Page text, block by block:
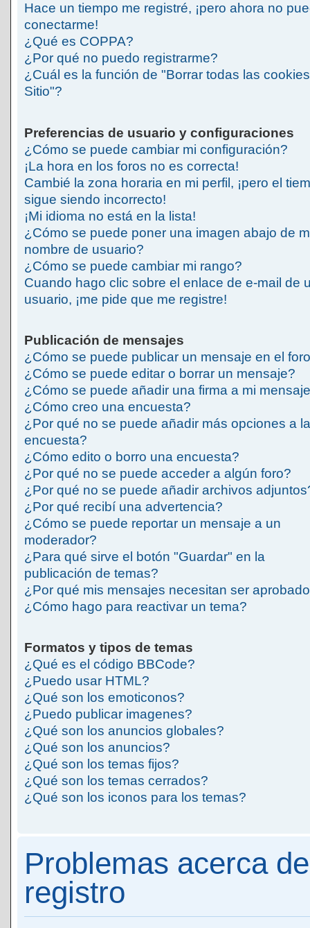
Hace un tiempo me registré, ¡pero ahora no
conectarme!
¿Qué es COPPA?
¿Por qué no puedo registrarme?
¿Cuál es la función de "Borrar todas las
Sitio"?
Preferencias de usuario y configuraciones
¿Cómo se puede cambiar mi configuración?
¡La hora en los foros no es correcta!
Cambié la zona horaria en mi perfil, ¡pero el
sigue siendo incorrecto!
¡Mi idioma no está en la lista!
¿Cómo se puede poner una imagen abajo de
nombre de usuario?
¿Cómo se puede cambiar mi rango?
Cuando hago clic sobre el enlace de e-mail de
usuario, ¡me pide que me registre!
Publicación de mensajes
¿Cómo se puede publicar un mensaje en el
¿Cómo se puede editar o borrar un mensaje?
¿Cómo se puede añadir una firma a mi
¿Cómo creo una encuesta?
¿Por qué no se puede añadir más opciones a la
encuesta?
¿Cómo edito o borro una encuesta?
¿Por qué no se puede acceder a algún foro?
¿Por qué no se puede añadir archivos
¿Por qué recibí una advertencia?
¿Cómo se puede reportar un mensaje a un
moderador?
¿Para qué sirve el botón "Guardar" en la
publicación de temas?
¿Por qué mis mensajes necesitan ser
¿Cómo hago para reactivar un tema?
Formatos y tipos de temas
¿Qué es el código BBCode?
¿Puedo usar HTML?
¿Qué son los emoticonos?
¿Puedo publicar imagenes?
¿Qué son los anuncios globales?
¿Qué son los anuncios?
¿Qué son los temas fijos?
¿Qué son los temas cerrados?
¿Qué son los iconos para los temas?
Problemas acerca
registro